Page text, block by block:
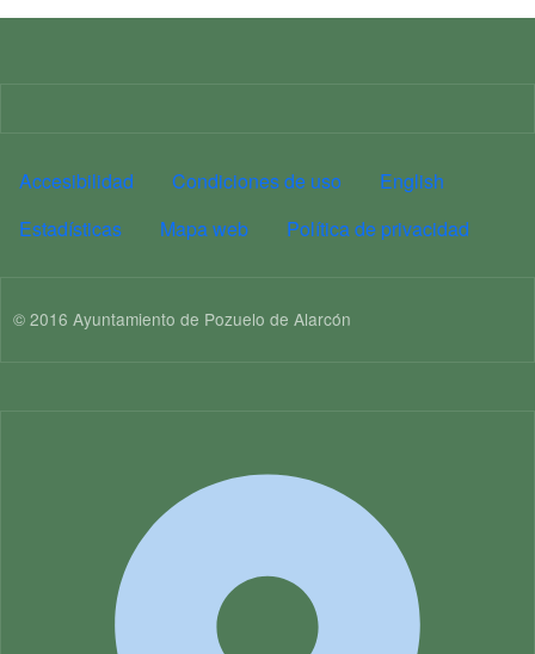
PIE DE PÁGINA MA
Accesibilidad Condiciones de uso
English
Estadísticas
Mapa web Política de privacidad
© 2016 Ayuntamiento de Pozuelo de Alarcón